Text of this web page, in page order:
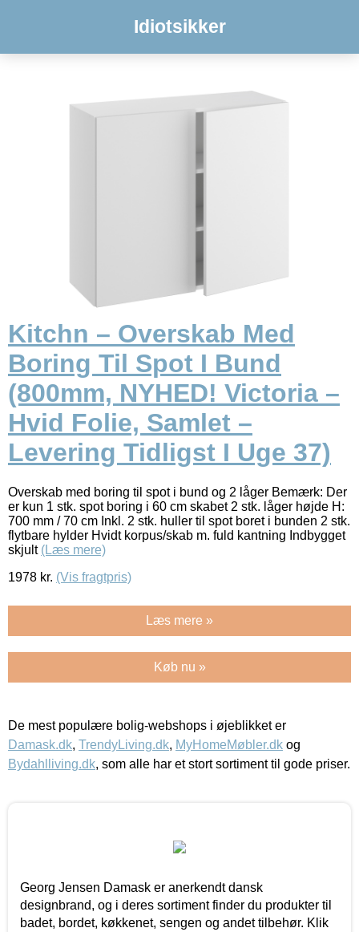
Idiotsikker
Kitchn – Overskab Med
Boring Til Spot I Bund
(800mm, NYHED! Victoria –
Hvid Folie, Samlet –
Levering Tidligst I Uge 37)
Overskab med boring til spot i bund og 2 låger Bemærk: Der
er kun 1 stk. spot boring i 60 cm skabet 2 stk. låger højde H:
700 mm / 70 cm Inkl. 2 stk. huller til spot boret i bunden 2 stk.
flytbare hylder Hvidt korpus/skab m. fuld kantning Indbygget
skjult (Læs mere)
1978 kr. (Vis fragtpris)
Læs mere »
Køb nu »
De mest populære bolig-webshops i øjeblikket er
Damask.dk, TrendyLiving.dk, MyHomeMøbler.dk og
Bydahlliving.dk, som alle har et stort sortiment til gode priser.
Georg Jensen Damask er anerkendt dansk
designbrand, og i deres sortiment finder du produkter til
badet, bordet, køkkenet, sengen og andet tilbehør. Klik